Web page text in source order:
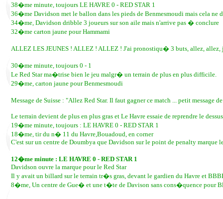
38�me minute, toujours LE HAVRE 0 - RED STAR 1
36�me Davidson met le ballon dans les pieds de Benmesmoudi mais cela ne
34�me, Davidson dribble 3 joueurs sur son aile mais n'arrive pas � conclure
32�me carton jaune pour Hammami
ALLEZ LES JEUNES ! ALLEZ ! ALLEZ ! J'ai pronostiqu� 3 buts, allez,
30�me minute, toujours 0 - 1
Le Red Star ma�trise bien le jeu malgr� un terrain de plus en plus difficile.
29�me, carton jaune pour Benmesmoudi
Message de Suisse : "Allez Red Star. Il faut gagner ce match ... petit
Le terrain devient de plus en plus gras et Le Havre essaie de reprendre le
19�me minute, toujours : LE HAVRE 0 - RED STAR 1
18�me, tir du n� 11 du Havre,Bouadoud, en corner
C'est sur un centre de Doumbya que Davidson sur le point de penalty marque
12�me minute : LE HAVRE 0 - RED STAR 1
Davidson ouvre la marque pour le Red Star
Il y avait un billard sur le terrain tr�s gras, devant le gardien du Havre et
8�me, Un centre de Gue� et une t�te de Davison sans cons�quence pour